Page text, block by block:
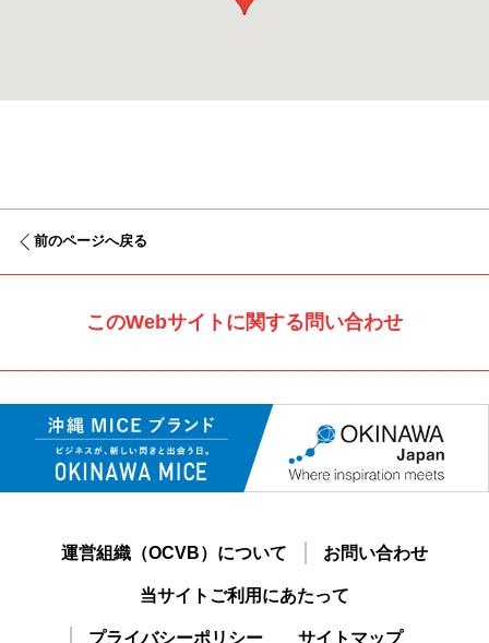
前のページへ戻る
このWebサイトに関する問い合わせ
運営組織（OCVB）について お問い合わせ
当サイトご利用にあたって
プライバシーポリシー サイトマップ